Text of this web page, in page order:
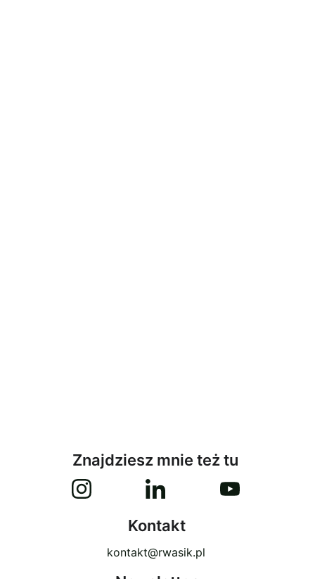
Kontakt
kontakt@rwasik.pl
Znajdziesz mnie też tu